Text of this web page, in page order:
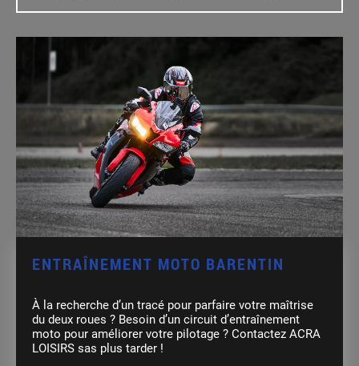
ENTRAÎNEMENT MOTO BARENTIN
À la recherche d’un tracé pour parfaire votre maîtrise
du deux roues ? Besoin d’un circuit d’entraînement
moto pour améliorer votre pilotage ? Contactez ACRA
LOISIRS sas plus tarder !